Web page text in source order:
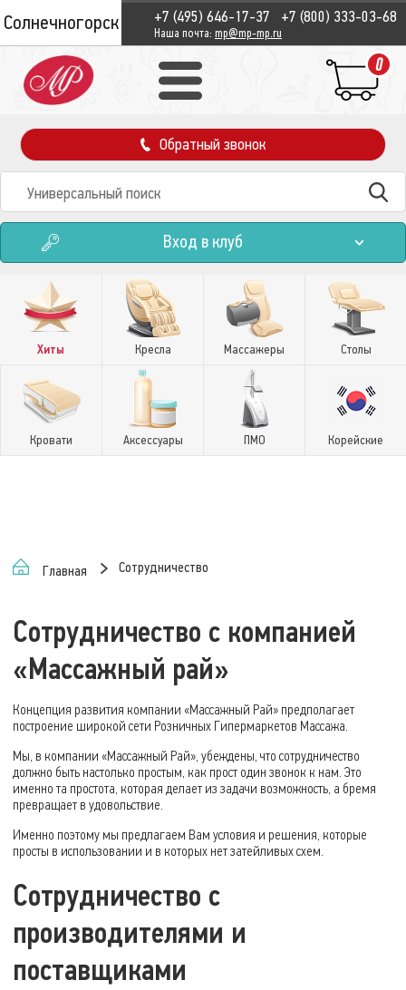
Солнечногорск +7 (495) 646-17-37 +7 (800) 333-03-68
Наша почта: mp@mp-mp.ru
0
Обратный звонок
Вход в клуб
Хиты Кресла Массажеры Столы
Кровати Аксессуары ПМО Корейские
Главная Сотрудничество
Сотрудничество с компанией
«Массажный рай»
Концепция развития компании «Массажный Рай» предполагает
построение широкой сети Розничных Гипермаркетов Массажа.
Мы, в компании «Массажный Рай», убеждены, что сотрудничество
должно быть настолько простым, как прост один звонок к нам. Это
именно та простота, которая делает из задачи возможность, а бремя
превращает в удовольствие.
Именно поэтому мы предлагаем Вам условия и решения, которые
просты в использовании и в которых нет затейливых схем.
Сотрудничество с
производителями и
поставщиками